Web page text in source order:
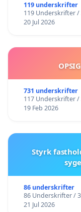
119 underskrifter
119 Underskrifter /
20 Jul 2026
731 underskrifter
117 Underskrifter /
19 Feb 2026
Styrk
86 underskrifter
86 Underskrifter /
21 Jul 2026